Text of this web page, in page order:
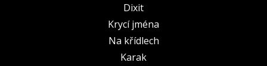
Dixit
Krycí jména
Na křídlech
Karak